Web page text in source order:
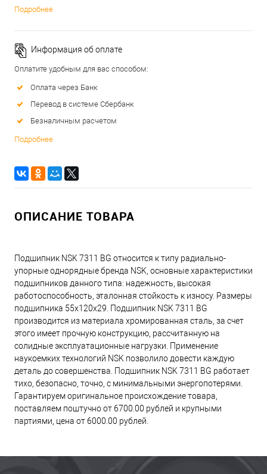
Подробнее
Информация об оплате
Оплатите удобным для вас способом:
Оплата через Банк
Перевод в системе Сбербанк
Безналичным расчетом
Подробнее
ОПИСАНИЕ ТОВАРА
Подшипник NSK 7311 BG относится к типу радиально-
упорные однорядные бренда NSK, основные характеристики
подшипников данного типа: надежность, высокая
работоспособность, эталонная стойкость к износу. Размеры
подшипника 55x120x29. Подшипник NSK 7311 BG
производится из материала хромированная сталь, за счет
этого имеет прочную конструкцию, рассчитанную на
солидные эксплуатационные нагрузки. Применение
наукоемких технологий NSK позволило довести каждую
деталь до совершенства. Подшипник NSK 7311 BG работает
тихо, безопасно, точно, с минимальными энергопотерями.
Гарантируем оригинальное происхождение товара,
поставляем поштучно от 6700.00 рублей и крупными
партиями, цена от 6000.00 рублей.